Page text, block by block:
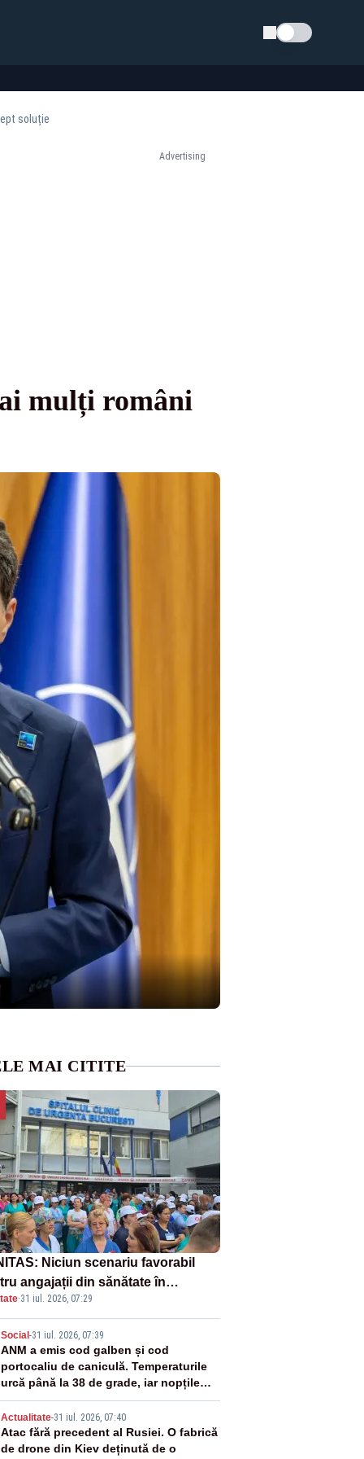
Schimba tema
soluție
Advertising
mulți români
MAI CITITE
Niciun scenariu favorabil
angajații din sănătate în
Legii salarizării
·31 iul. 2026, 07:29
Social -31 iul. 2026, 07:39
ANM a emis cod galben și cod
portocaliu de caniculă. Temperaturile
urcă până la 38 de grade, iar nopțile
devin tropicale
Actualitate-31 iul. 2026, 07:40
Atac fără precedent al Rusiei. O fabrică
de drone din Kiev deținută de o